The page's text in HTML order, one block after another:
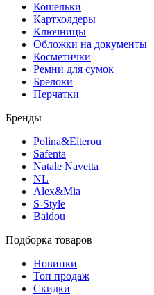
Кошельки
Картхолдеры
Ключницы
Обложки на документы
Косметички
Ремни для сумок
Брелоки
Перчатки
Бренды
Polina&Eiterou
Safenta
Natale Navetta
NL
Alex&Mia
S-Style
Baidou
Подборка товаров
Новинки
Топ продаж
Скидки